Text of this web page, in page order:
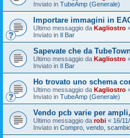
Inviato in TubeAmp (Generale)
Importare immagini in
Ultimo messaggio da Kagliostro
Inviato in Il Bar
Sapevate che da
Ultimo messaggio da Kagliostro
Inviato in Il Bar
Ho trovato uno schema
Ultimo messaggio da Kagliostro
Inviato in TubeAmp (Generale)
Vendo pcb varie per
Ultimo messaggio da robi « 16/
Inviato in Compro, vendo,